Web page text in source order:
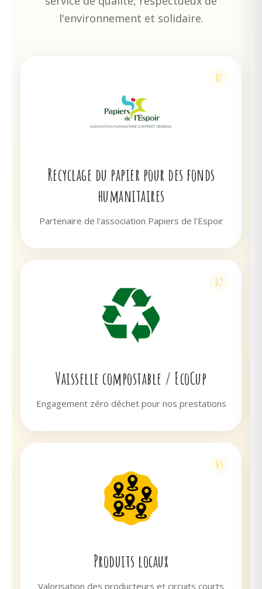
l'environnement et solidaire.
01
Recyclage du papier pour des fonds
humanitaires
Partenaire de l'association Papiers de l'Espoir
02
Vaisselle compostable / EcoCup
Engagement zéro déchet pour nos prestations
05
Produits locaux
Valorisation des producteurs et circuits courts